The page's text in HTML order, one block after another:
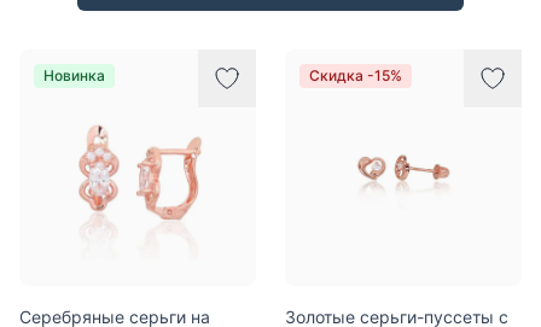
Новинка
Серебряные серьги на
Скидка -15%
Золотые серьги-пуссеты с